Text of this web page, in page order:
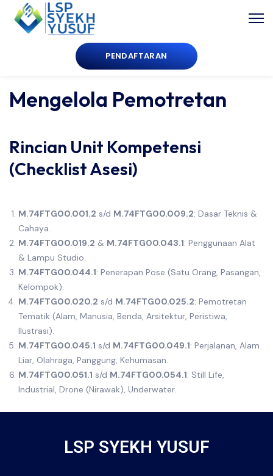
PENDAFTARAN
Mengelola Pemotretan
Rincian Unit Kompetensi
(Checklist Asesi)
M.74FTG00.001.2 s/d M.74FTG00.009.2: Dasar Teknis &
Cahaya.
M.74FTG00.019.2 & M.74FTG00.043.1: Penggunaan Alat
& Lampu Studio.
M.74FTG00.044.1: Penerapan Pose (Satu Orang, Pasangan,
Kelompok).
M.74FTG00.020.2 s/d M.74FTG00.025.2: Pemotretan
Tematik (Alam, Manusia, Benda, Arsitektur, Peristiwa,
Ilustrasi).
M.74FTG00.045.1 s/d M.74FTG00.049.1: Perjalanan, Alam
Liar, Olahraga, Panggung, Kehumasan.
M.74FTG00.051.1 s/d M.74FTG00.054.1: Still Life,
Industrial, Drone (Nirawak), Underwater.
LSP SYEKH YUSUF